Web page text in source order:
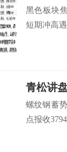
黑色板块
短期冲高
青松讲
螺纹钢蓄
点报收